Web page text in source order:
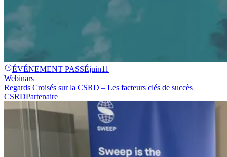
ÉVÉNEMENT PASSÉjuin11
Webinars
Regards Croisés sur la CSRD – Les facteurs clés de succès
CSRDPartenaire